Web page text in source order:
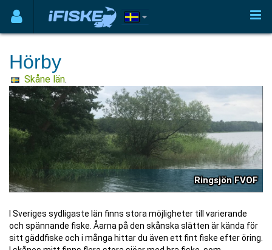
Hörby
Skåne län.
Ringsjön FVOF
I Sveriges sydligaste län finns stora möjligheter till varierande
och spännande fiske. Åarna på den skånska slätten är kända för
sitt gäddfiske och i många hittar du även ett fint fiske efter öring.